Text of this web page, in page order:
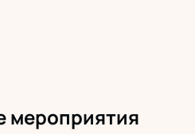
мероприятия